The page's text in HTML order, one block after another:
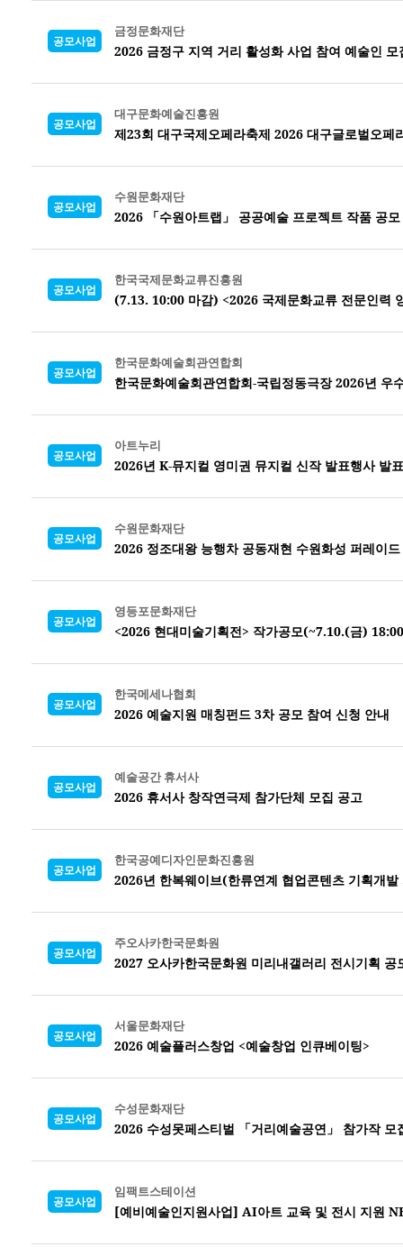
공모사업
금정문화재단
2026 금정구 지역 거리 활성화 사업 참여 예술인 모
공모사업
대구문화예술진흥원
제23회 대구국제오페라축제 2026 대구글로벌오페
공모사업
수원문화재단
2026 「수원아트랩」 공공예술 프로젝트 작품 공모
공모사업
한국국제문화교류진흥원
(7.13. 10:00 마감) <2026 국제문화교류 전문인력
공모사업
한국문화예술회관연합회
한국문화예술회관연합회-국립정동극장 2026년 우
공모사업
아트누리
2026년 K-뮤지컬 영미권 뮤지컬 신작 발표행사 발
공모사업
수원문화재단
2026 정조대왕 능행차 공동재현 수원화성 퍼레이
공모사업
영등포문화재단
<2026 현대미술기획전> 작가공모(~7.10.(금)
공모사업
한국메세나협회
2026 예술지원 매칭펀드 3차 공모 참여 신청 안내
공모사업
예술공간 휴서사
2026 휴서사 창작연극제 참가단체 모집 공고
공모사업
한국공예디자인문화진흥원
2026년 한복웨이브(한류연계 협업콘텐츠 기획개
공모사업
주오사카한국문화원
2027 오사카한국문화원 미리내갤러리 전시기획 공
공모사업
서울문화재단
2026 예술플러스창업 <예술창업 인큐베이팅>
공모사업
수성문화재단
2026 수성못페스티벌 「거리예술공연」 참가작 모
공모사업
임팩트스테이션
[예비예술인지원사업] AI아트 교육 및 전시 지원